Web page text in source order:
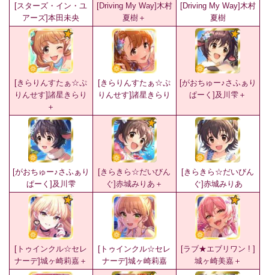
[スターズ・イン・ユ
アーズ]本田未央
[Driving My Way]木村
夏樹＋
[Driving My Way]木村
夏樹
[きらりんすたぁ☆ぷ
りんせす]諸星きらり
＋
[きらりんすたぁ☆ぷ
りんせす]諸星きらり
[がおちゅー♪さふぁり
ぱーく]及川雫＋
[がおちゅー♪さふぁり
ぱーく]及川雫
[きらきら☆だいびん
ぐ]赤城みりあ＋
[きらきら☆だいびん
ぐ]赤城みりあ
[トゥインクル☆セレ
ナーデ]城ヶ崎莉嘉＋
[トゥインクル☆セレ
ナーデ]城ヶ崎莉嘉
[ラブ★エブリワン ! ]
城ヶ崎美嘉＋